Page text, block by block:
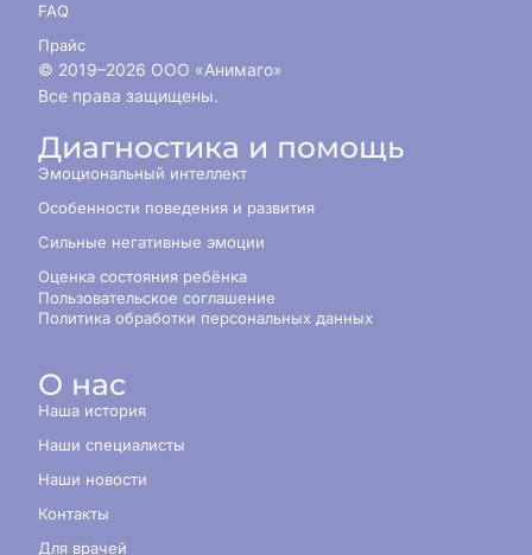
FAQ
Прайс
© 2019–2026 ООО «Анимаго»
Все права защищены.
Диагностика и помощь
Эмоциональный интеллект
Особенности поведения и развития
Сильные негативные эмоции
Оценка состояния ребёнка
Пользовательское соглашение
Политика обработки персональных данных
О нас
Наша история
Наши специалисты
Наши новости
Контакты
Для врачей